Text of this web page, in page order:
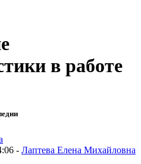
в работе
- Лаптева Елена Михайловна